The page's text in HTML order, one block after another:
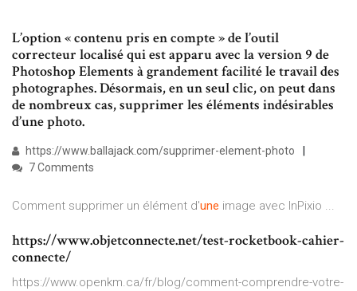
L’option « contenu pris en compte » de l’outil
correcteur localisé qui est apparu avec la version 9 de
Photoshop Elements à grandement facilité le travail des
photographes. Désormais, en un seul clic, on peut dans
de nombreux cas, supprimer les éléments indésirables
d’une photo.
https://www.ballajack.com/supprimer-element-photo
7 Comments
Comment supprimer un élément d'une image avec InPixio ...
https://www.objetconnecte.net/test-rocketbook-cahier-
connecte/
https://www.openkm.ca/fr/blog/comment-comprendre-votre-